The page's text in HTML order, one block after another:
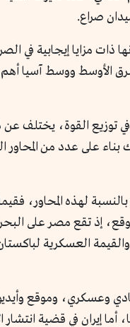
صراع.
ذات مزايا إيجابية في
الأوسط ووسط آسيا أهم
عدد من المحاور
لهذه المحاور،
إذ تقع مصر على
العسكرية
وعسكري، وموقع
إيران في قضية انتشار